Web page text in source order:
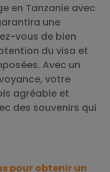
en Tanzanie avec
une
vous de bien
du visa et
Avec un
votre
agréable et
des souvenirs qui
pour obtenir un